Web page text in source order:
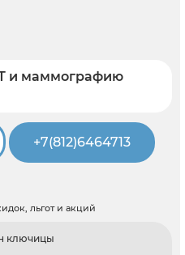
и маммографию
+7(812)6464713
льгот и акций
ключицы